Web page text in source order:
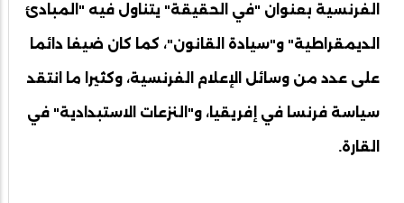
الفرنسية بعنوان "في الحقيقة" يتناول فيه "المبادئ
الديمقراطية" و"سيادة القانون"، كما كان ضيفا دائما
على عدد من وسائل الإعلام الفرنسية، وكثيرا ما انتقد
سياسة فرنسا في إفريقيا، و"النزعات الاستبدادية" في
القارة.